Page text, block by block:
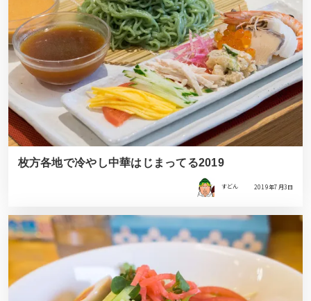
枚方各地で冷やし中華はじまってる2019
すどん 2019年7月3日